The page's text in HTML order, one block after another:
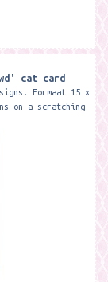
cat card
Formaat 15 x
on a scratching